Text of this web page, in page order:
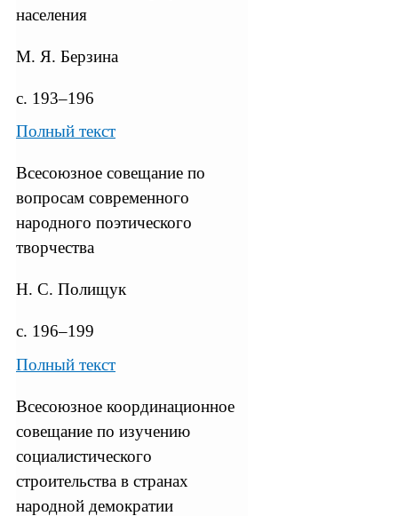
населения
М. Я. Берзина
с. 193–196
Полный текст
Всесоюзное совещание по
вопросам современного
народного поэтического
творчества
Н. С. Полищук
с. 196–199
Полный текст
Всесоюзное координационное
совещание по изучению
социалистического
строительства в странах
народной демократии